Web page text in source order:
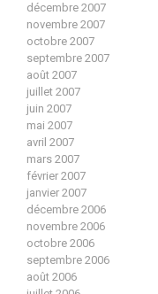
décembre 2007
novembre 2007
octobre 2007
septembre 2007
août 2007
juillet 2007
juin 2007
mai 2007
avril 2007
mars 2007
février 2007
janvier 2007
décembre 2006
novembre 2006
octobre 2006
septembre 2006
août 2006